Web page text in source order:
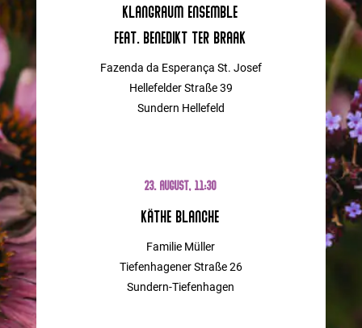
Klangraum Ensemble
feat. Benedikt ter Braak
Fazenda da Esperança St. Josef
Hellefelder Straße 39
Sundern Hellefeld
23. AUGUST, 11:30
Käthe Blanche
Familie Müller
Tiefenhagener Straße 26
Sundern-Tiefenhagen